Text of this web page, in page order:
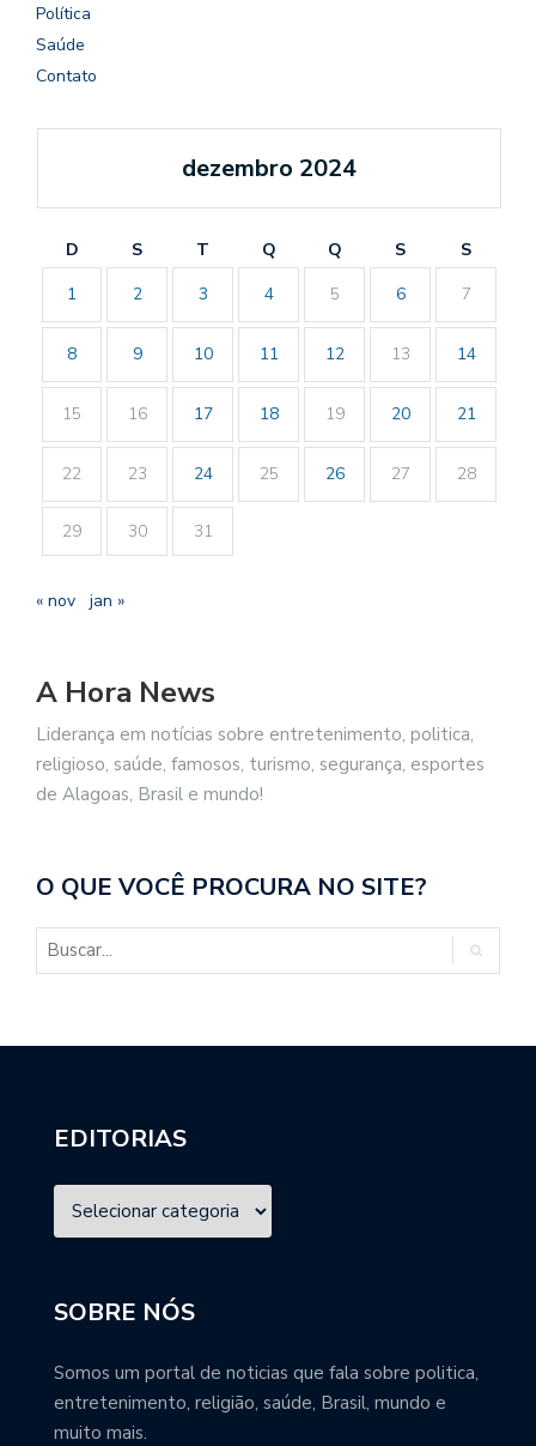
Política
Saúde
Contato
dezembro 2024
D S T Q Q S
S
1
2 3 4 5 6 7
8 9 10 11 12 13 14
15 16 17 18 19 20 21
22 23 24 25 26 27 28
29 30 31
« nov jan »
A Hora News
Liderança em notícias sobre entretenimento, politica,
religioso, saúde, famosos, turismo, segurança, esportes
de Alagoas, Brasil e mundo!
O QUE VOCÊ PROCURA NO SITE?
EDITORIAS
SOBRE NÓS
Somos um portal de noticias que fala sobre politica,
entretenimento, religião, saúde, Brasil, mundo e
muito mais.